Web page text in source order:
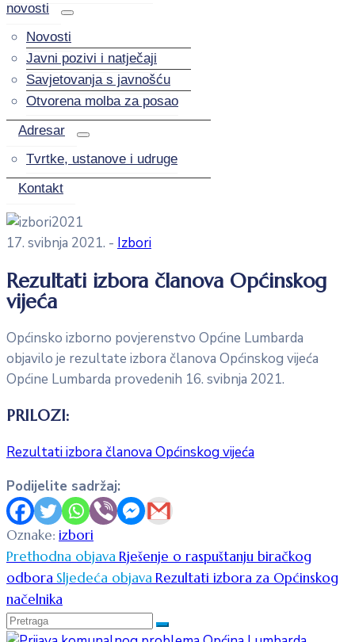
novosti
Novosti
Javni pozivi i natječaji
Savjetovanja s javnošću
Otvorena molba za posao
Adresar
Tvrtke, ustanove i udruge
Kontakt
17. svibnja 2021. - Izbori
Rezultati izbora članova Općinskog
vijeća
Općinsko izborno povjerenstvo Općine Lumbarda
objavilo je rezultate izbora članova Općinskog vijeća
Općine Lumbarda provedenih 16. svibnja 2021.
PRILOZI:
Rezultati izbora članova Općinskog vijeća
Podijelite sadržaj:
Oznake: izbori
Prethodna objavaRješenje o raspuštanju biračkog
odboraSljedeća objavaRezultati izbora za Općinskog
načelnika